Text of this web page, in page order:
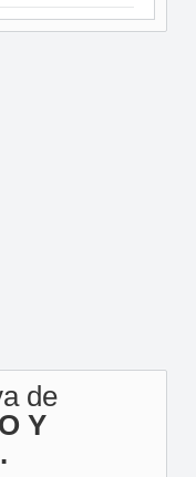
de
Y